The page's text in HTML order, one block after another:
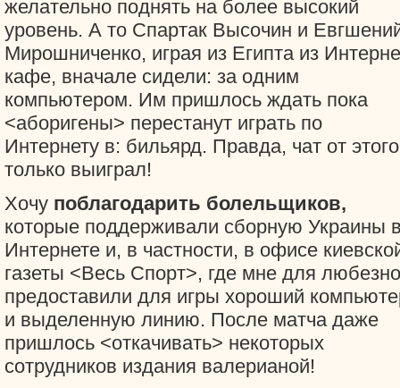
желательно поднять на более высокий
уровень. А то Спартак Высочин и
Мирошниченко, играя из Египта из
кафе, вначале сидели: за одним
компьютером. Им пришлось ждать пока
<аборигены> перестанут играть по
Интернету в: бильярд. Правда, чат от этого
только выиграл!
Хочу поблагодарить болельщиков,
которые поддерживали сборную Украины
Интернете и, в частности, в офисе
газеты <Весь Спорт>, где мне для любезно
предоставили для игры хороший
и выделенную линию. После матча даже
пришлось <откачивать> некоторых
сотрудников издания валерианой!